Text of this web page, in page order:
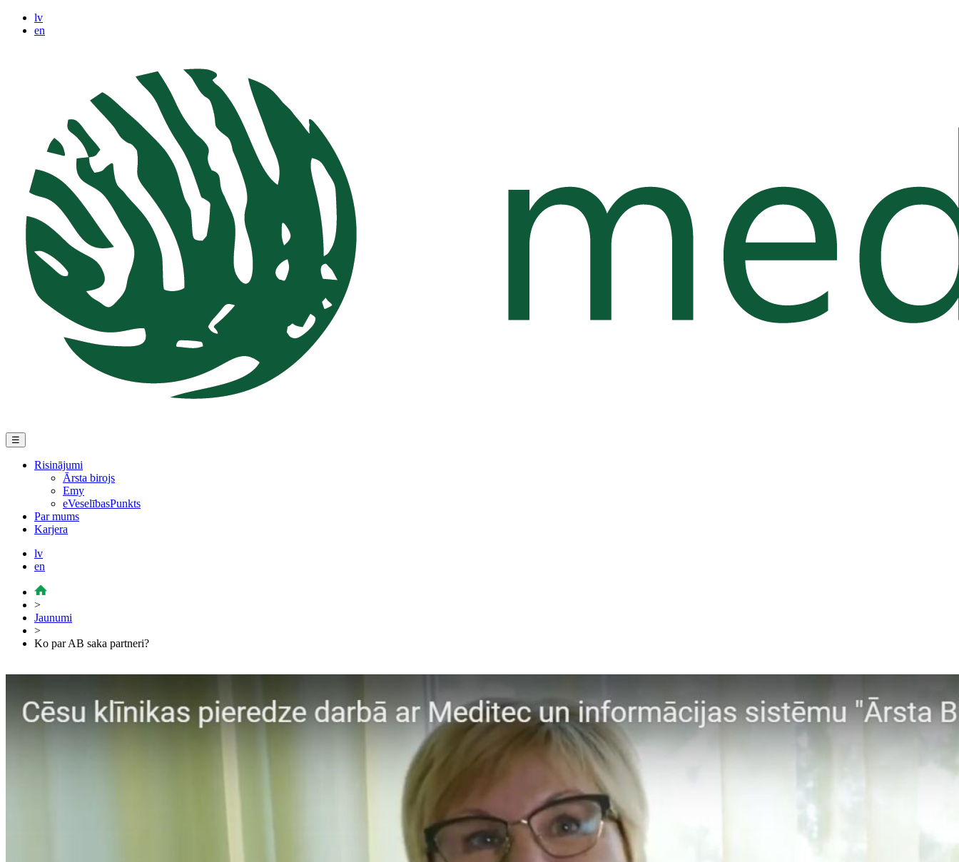
lv
en
☰
Risinājumi
Ārsta birojs
Emy
eVeselībasPunkts
Par mums
Karjera
lv
en
>
Jaunumi
>
Ko par AB saka partneri?